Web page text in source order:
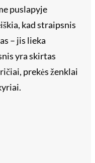
puslapyje
kad straipsnis
– jis lieka
yra skirtas
prekės ženklai